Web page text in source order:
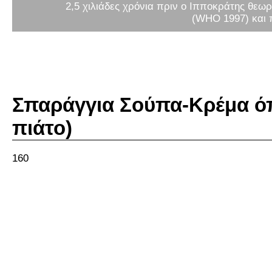
2,5 χιλιάδες χρόνια πριν ο Ιπποκράτης
(WHO 1997) και
Σπαράγγια Σούπα-Κρέμα
πιάτο)
160